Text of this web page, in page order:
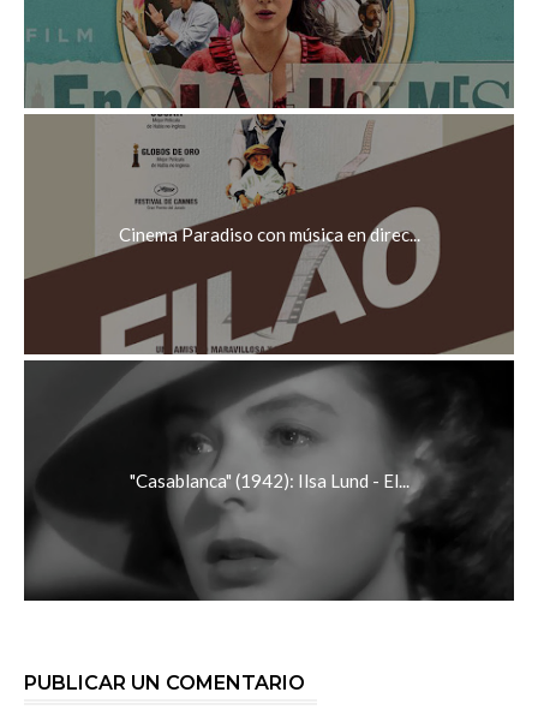
Cinema Paradiso con música en direc...
"Casablanca" (1942): Ilsa Lund - El...
PUBLICAR UN COMENTARIO